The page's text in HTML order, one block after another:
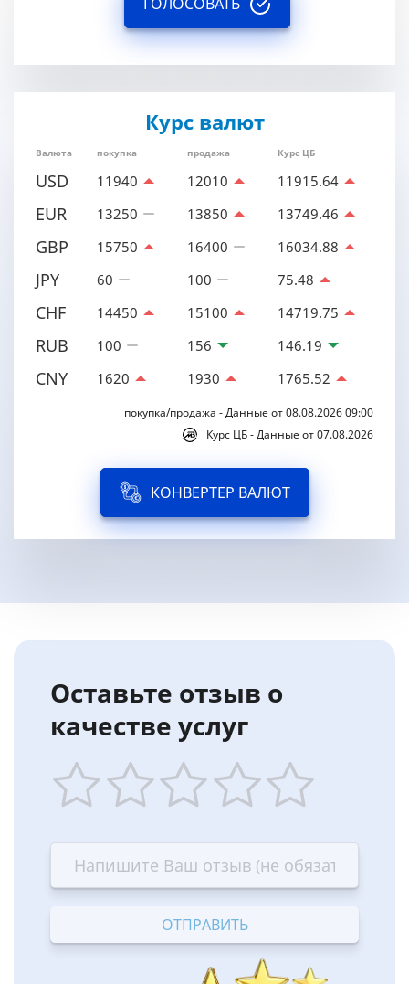
Курс валют
Валюта покупка продажа Курс ЦБ
USD 11940 12010 11915.64
EUR 13250 13850 13749.46
GBP 15750 16400 16034.88
JPY 60 100 75.48
CHF 14450 15100 14719.75
RUB 100 156 146.19
CNY 1620 1930 1765.52
покупка/продажа - Данные от 08.08.2026 09:00
Курс ЦБ - Данные от 07.08.2026
КОНВЕРТЕР ВАЛЮТ
Оставьте отзыв о
качестве услуг
star
Terrible
stars
—
Bad
stars
—
OK
stars
—
Good
stars
—
Excellent